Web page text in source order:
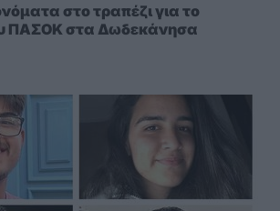
στο τραπέζι για το
ΠΑΣΟΚ στα Δωδεκάνησα